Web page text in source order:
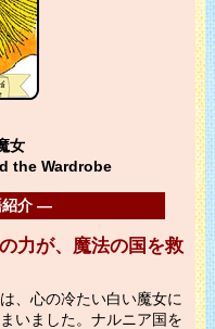
女
the Wardrobe
紹介 ―
力が、魔法の国を救
、心の冷たい白い魔女に
いました。ナルニア国を